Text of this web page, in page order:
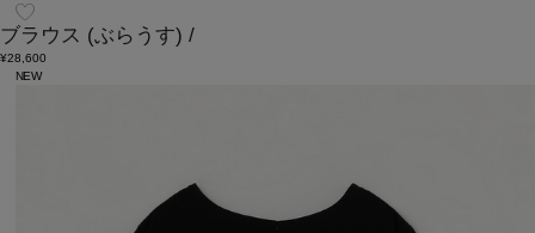
ブラウス (ぶらうす) /
¥28,600
NEW